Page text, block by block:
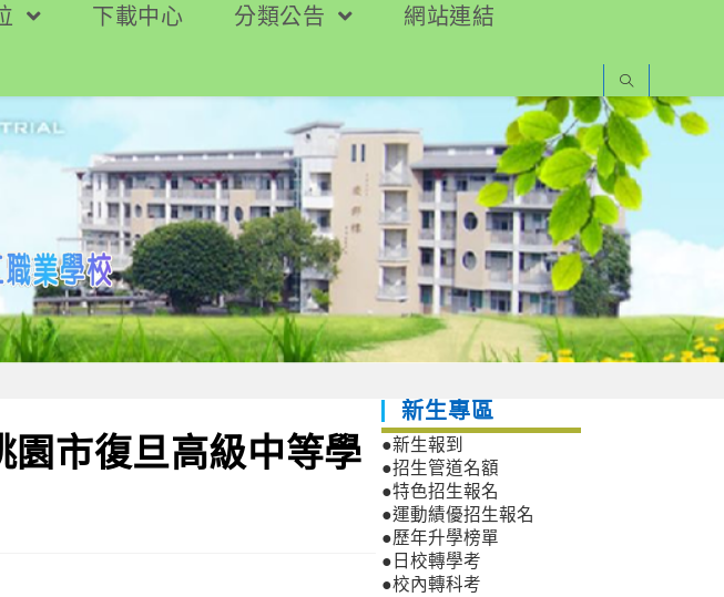
下載中心 分類公告
網站連結
市復旦高級中等學
新生專區
●新生報到
●招生管道名額
●特色招生報名
●運動績優招生報名
●歷年升學榜單
●日校轉學考
●校內轉科考